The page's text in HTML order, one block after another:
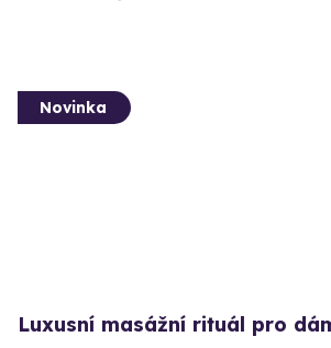
Novinka
Luxusní masážní rituál pro